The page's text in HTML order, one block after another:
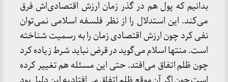
بدانیم که پول هم در گذر زمان ارزش اقتصادی‌اش فرق
می‌کند. این استدلال را از نظر فلسفه اسلامی نمی‌توان
نفی کرد چون ارزش اقتصادی زمان را به رسمیت شناخته
است. منتها اسلام می‌گوید در قرض نباید شرط زیاده کرد
چون ظلم اتفاق می‌افتد. حتی این مسئله هم تغییر کرده